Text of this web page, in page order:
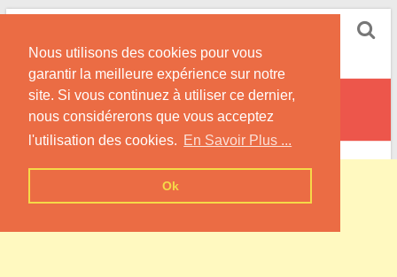
Nous utilisons des cookies pour vous
garantir la meilleure expérience sur notre
site. Si vous continuez à utiliser ce dernier,
nous considérerons que vous acceptez
l'utilisation des cookies. En Savoir Plus ...
Ok
Skip
content
Informations sur les Pompes à Chaleur
Saint-Pierre-de-Méaroz